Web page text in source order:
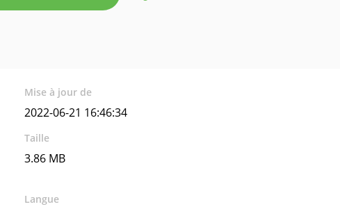
Mise à jour de
2022-06-21 16:46:34
Taille
3.86 MB
Langue